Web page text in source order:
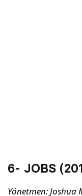
6- JOBS
Yönetmen: Joshua